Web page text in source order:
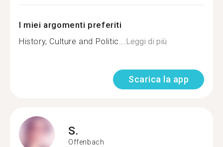
I miei argomenti preferiti
History, Culture and Politic...Leggi di più
Scarica la app
S.
Offenbach